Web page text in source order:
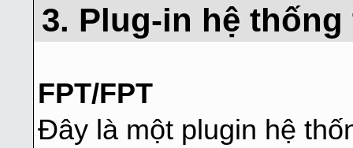
3. Plug-in hệ thống
FPT/FPT
Đây là một plugin hệ